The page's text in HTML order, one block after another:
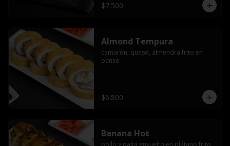
$7.500
Almond Tempura
camarón, queso, almendra frito en
panko
$6.800
Banana Hot
pollo y palta envuelto en plátano frito